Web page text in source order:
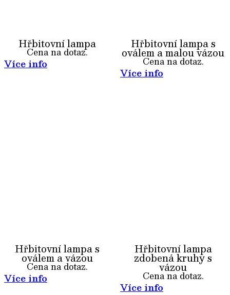
Hřbitovní lampa
Cena na dotaz.
Více info
Hřbitovní lampa s
oválem a malou vázou
Cena na dotaz.
Více info
Hřbitovní lampa s
oválem a vázou
Cena na dotaz.
Více info
Hřbitovní lampa
zdobená kruhy s
vázou
Cena na dotaz.
Více info